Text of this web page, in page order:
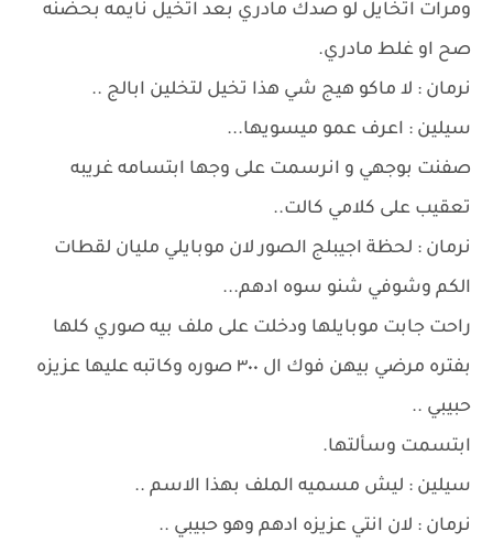
ومرات اتخايل لو صدك مادري بعد اتخيل نايمه بحضنه
صح او غلط مادري.
نرمان : لا ماكو هيج شي هذا تخيل لتخلين ابالج ..
سيلين : اعرف عمو ميسويها...
صفنت بوجهي و انرسمت على وجها ابتسامه غريبه
تعقيب على كلامي كالت..
نرمان : لحظة اجيبلج الصور لان موبايلي مليان لقطات
الكم وشوفي شنو سوه ادهم...
راحت جابت موبايلها ودخلت على ملف بيه صوري كلها
بفتره مرضي بيهن فوك ال ٣٠٠ صوره وكاتبه عليها عزيزه
حبيبي ..
ابتسمت وسألتها.
سيلين : ليش مسميه الملف بهذا الاسم ..
نرمان : لان انتي عزيزه ادهم وهو حبيبي ..